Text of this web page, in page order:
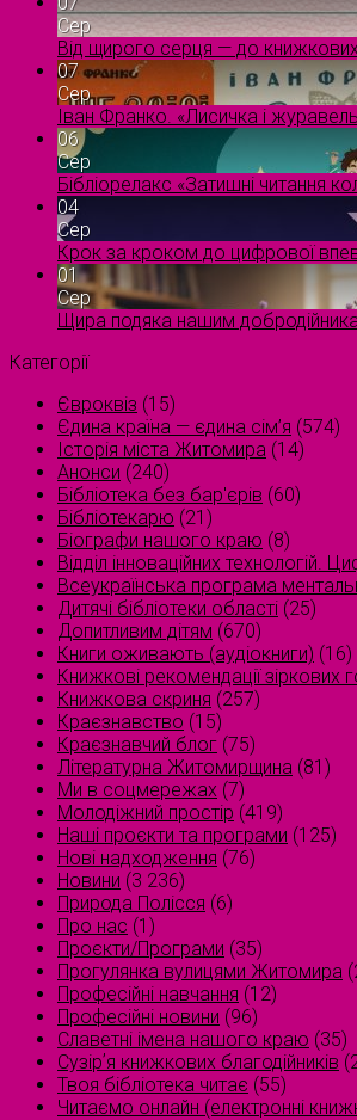
Сер
Від щирого серця — до
07
Сер
Іван Франко. «Лисичка і
06
Сер
Бібліорелакс «Затишні читання
04
Сер
Крок за кроком до цифрової
01
Сер
Щира подяка нашим
Категорії
Євроквіз (15)
Єдина країна — єдина сім’я (574)
Історія міста Житомира (14)
Анонси (240)
Бібліотека без бар'єрів (60)
Бібліотекарю (21)
Біографи нашого краю (8)
Відділ інноваційних технологій.
Всеукраїнська програма
Дитячі бібліотеки області (25)
Допитливим дітям (670)
Книги оживають (аудіокниги) (16)
Книжкові рекомендації зіркових
Книжкова скриня (257)
Краєзнавство (15)
Краєзнавчий блог (75)
Літературна Житомирщина (81)
Ми в соцмережах (7)
Молодіжний простір (419)
Наші проєкти та програми (125)
Нові надходження (76)
Новини (3 236)
Природа Полісся (6)
Про нас (1)
Проєкти/Програми (35)
Прогулянка вулицями Житомира
Професійні навчання (12)
Професійні новини (96)
Славетні імена нашого краю (35)
Сузірʼя книжкових благодійників
Твоя бібліотека читає (55)
Читаємо онлайн (електронні